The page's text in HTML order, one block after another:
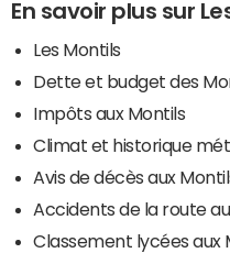
En savoir plus sur
Les Montils
Dette et budget des
Impôts aux Montils
Climat et historique
Avis de décès aux
Accidents de la route
Classement lycées aux